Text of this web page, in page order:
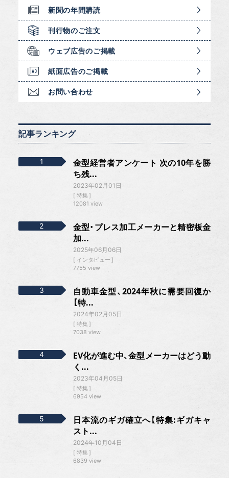
新聞の年間購読
刊行物のご注文
ウェブ広告のご掲載
紙面広告のご掲載
お問い合わせ
記事ランキング
金型経営者アンケート 次の10年を勝
ち残...
2023年02月01日
特集
12081 view
金型・プレス加工メーカーと精密板金
加...
2025年06月06日
インタビュー
7755 view
自動車金型、2024年秋に需要回復か
【特...
2024年02月05日
特集
7038 view
EV化が進む中、金型メーカーはどう動
く...
2023年04月05日
特集
6954 view
日本流のギガ確立へ【特集:ギガキャ
スト...
2024年10月04日
特集
6839 view